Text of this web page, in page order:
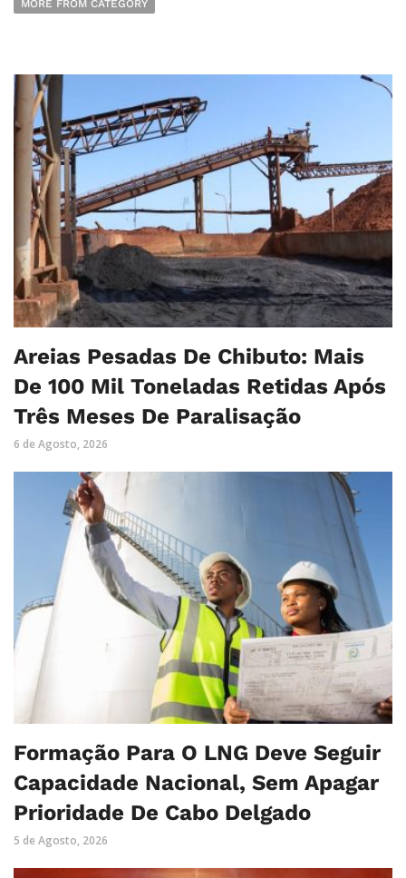
MORE FROM CATEGORY
Areias Pesadas De Chibuto: Mais
De 100 Mil Toneladas Retidas Após
Três Meses De Paralisação
6 de Agosto, 2026
Formação Para O LNG Deve Seguir
Capacidade Nacional, Sem Apagar
Prioridade De Cabo Delgado
5 de Agosto, 2026